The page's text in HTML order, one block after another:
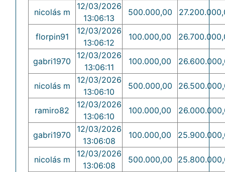
nicolás m
12/03/2026
13:06:13
500.000,00
florpin91
12/03/2026
13:06:12
100.000,00
gabri1970
12/03/2026
13:06:11
100.000,00
nicolás m
12/03/2026
13:06:10
500.000,00
ramiro82
12/03/2026
13:06:10
100.000,00
gabri1970
12/03/2026
13:06:08
100.000,00
nicolás m
12/03/2026
13:06:08
500.000,00